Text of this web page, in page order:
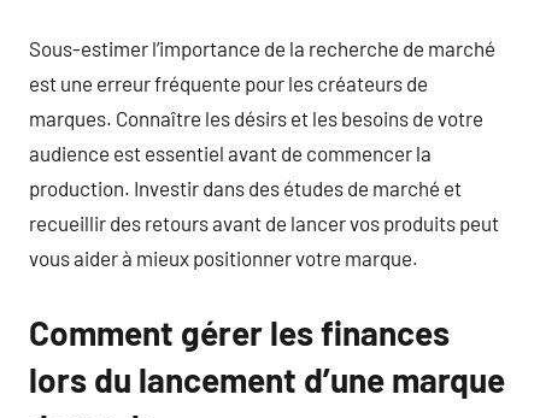
Sous-estimer l’importance de la recherche de marché
est une erreur fréquente pour les créateurs de
marques. Connaître les désirs et les besoins de votre
audience est essentiel avant de commencer la
production. Investir dans des études de marché et
recueillir des retours avant de lancer vos produits peut
vous aider à mieux positionner votre marque.
Comment gérer les finances
lors du lancement d’une marque